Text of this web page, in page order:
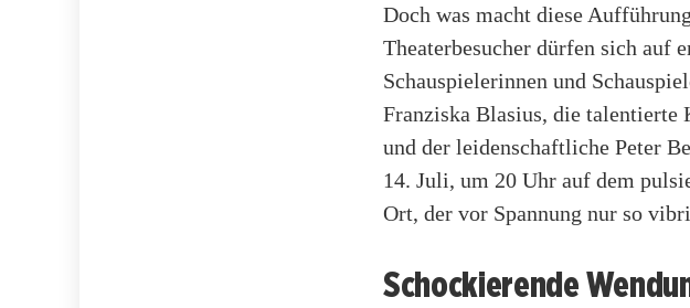
Doch was macht diese
Theaterbesucher dürfen sich auf
Schauspielerinnen und
Franziska Blasius, die talentierte
und der leidenschaftliche Peter
14. Juli, um 20 Uhr auf dem
Ort, der vor Spannung nur so
Schockierende